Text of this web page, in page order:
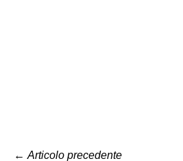
← Articolo precedente